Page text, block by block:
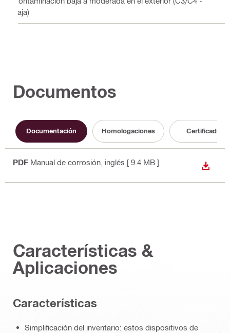
baja)
Documentos
Documentación Homologaciones Certificados
PDF Manual de corrosión , inglés [ 9.4 MB ]
Características &
Aplicaciones
Características
Simplificación del inventario: estos dispositivos de